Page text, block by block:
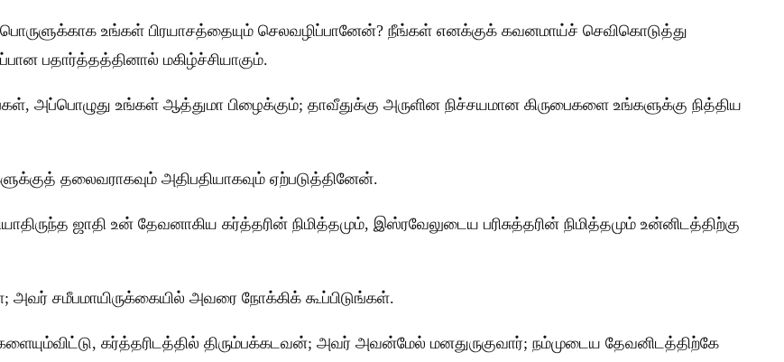
உங்கள் பிரயாசத்தையும் செலவழிப்பானேன்? நீங்கள் எனக்குக் கவனமாய்ச் செவிகொடுத்து
பதார்த்தத்தினால் மகிழ்ச்சியாகும்.
அப்பொழுது உங்கள் ஆத்துமா பிழைக்கும்; தாவீதுக்கு அருளின நிச்சயமான கிருபைகளை உங்களுக்கு நித்திய
தலைவராகவும் அதிபதியாகவும் ஏற்படுத்தினேன்.
ஜாதி உன் தேவனாகிய கர்த்தரின் நிமித்தமும், இஸ்ரவேலுடைய பரிசுத்தரின் நிமித்தமும் உன்னிடத்திற்கு
சமீபமாயிருக்கையில் அவரை நோக்கிக் கூப்பிடுங்கள்.
கர்த்தரிடத்தில் திரும்பக்கடவன்; அவர் அவன்மேல் மனதுருகுவார்; நம்முடைய தேவனிடத்திற்கே